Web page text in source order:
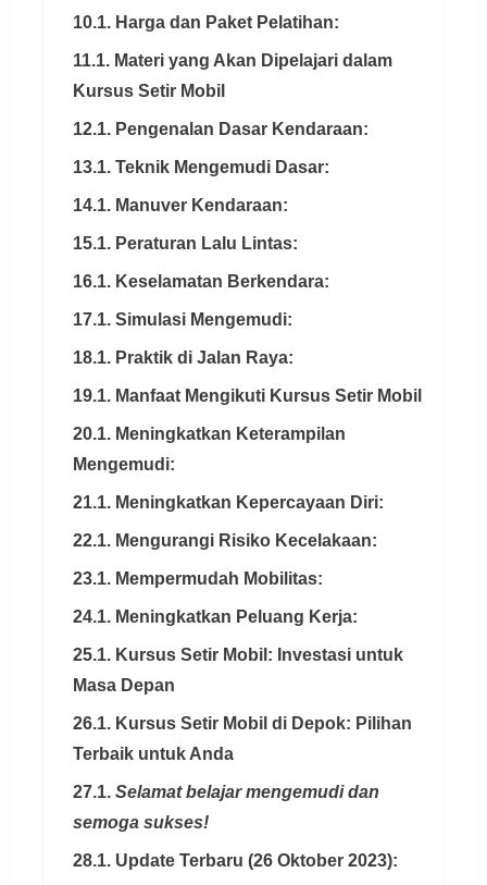
10.1. Harga dan Paket Pelatihan:
11.1. Materi yang Akan Dipelajari dalam
Kursus Setir Mobil
12.1. Pengenalan Dasar Kendaraan:
13.1. Teknik Mengemudi Dasar:
14.1. Manuver Kendaraan:
15.1. Peraturan Lalu Lintas:
16.1. Keselamatan Berkendara:
17.1. Simulasi Mengemudi:
18.1. Praktik di Jalan Raya:
19.1. Manfaat Mengikuti Kursus Setir Mobil
20.1. Meningkatkan Keterampilan
Mengemudi:
21.1. Meningkatkan Kepercayaan Diri:
22.1. Mengurangi Risiko Kecelakaan:
23.1. Mempermudah Mobilitas:
24.1. Meningkatkan Peluang Kerja:
25.1. Kursus Setir Mobil: Investasi untuk
Masa Depan
26.1. Kursus Setir Mobil di Depok: Pilihan
Terbaik untuk Anda
27.1. Selamat belajar mengemudi dan
semoga sukses!
28.1. Update Terbaru (26 Oktober 2023):